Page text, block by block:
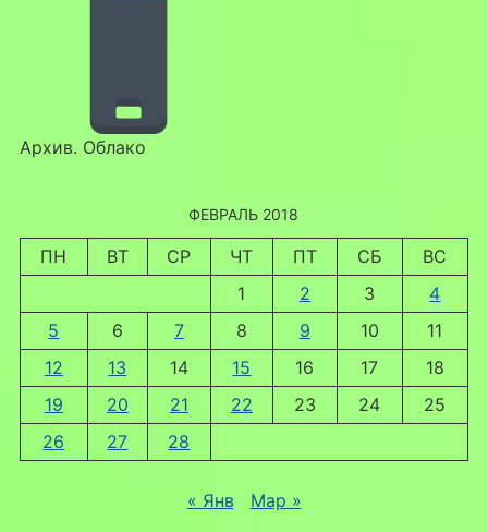
Архив. Облако
ФЕВРАЛЬ 2018
ПН ВТ СР ЧТ ПТ СБ
ВС
1
2 3
4
5
6 7 8 9 10
11
12
13 14 15 16 17
18
19
20 21 22 23 24
25
26
27 28
« Янв Мар »